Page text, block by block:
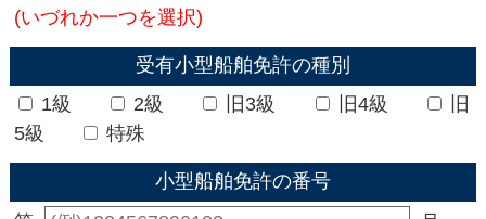
(いづれか一つを選択)
受有小型船舶免許の種別
1級
2級 旧3級 旧4級
旧
5級
特殊
小型船舶免許の番号